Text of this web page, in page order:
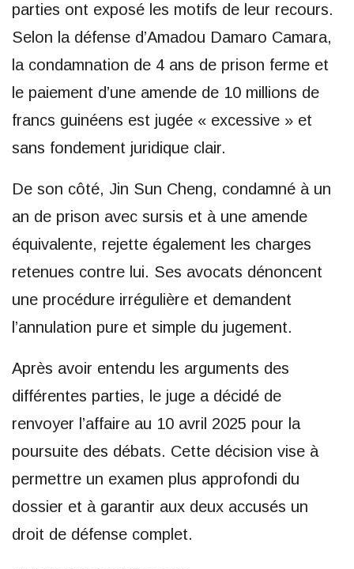
parties ont exposé les motifs de leur recours.
Selon la défense d’Amadou Damaro Camara,
la condamnation de 4 ans de prison ferme et
le paiement d’une amende de 10 millions de
francs guinéens est jugée « excessive » et
sans fondement juridique clair.
De son côté, Jin Sun Cheng, condamné à un
an de prison avec sursis et à une amende
équivalente, rejette également les charges
retenues contre lui. Ses avocats dénoncent
une procédure irrégulière et demandent
l’annulation pure et simple du jugement.
Après avoir entendu les arguments des
différentes parties, le juge a décidé de
renvoyer l’affaire au 10 avril 2025 pour la
poursuite des débats. Cette décision vise à
permettre un examen plus approfondi du
dossier et à garantir aux deux accusés un
droit de défense complet.